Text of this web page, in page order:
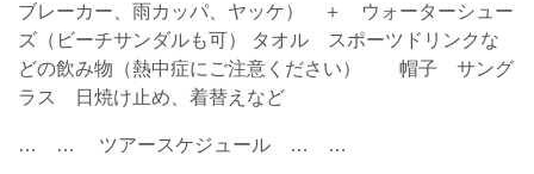
ブレーカー、雨カッパ、ヤッケ） ＋ ウォーターシュー
ズ（ビーチサンダルも可） タオル スポーツドリンクな
どの飲み物（熱中症にご注意ください） 帽子 サング
ラス 日焼け止め、着替えなど
… … ツアースケジュール … …